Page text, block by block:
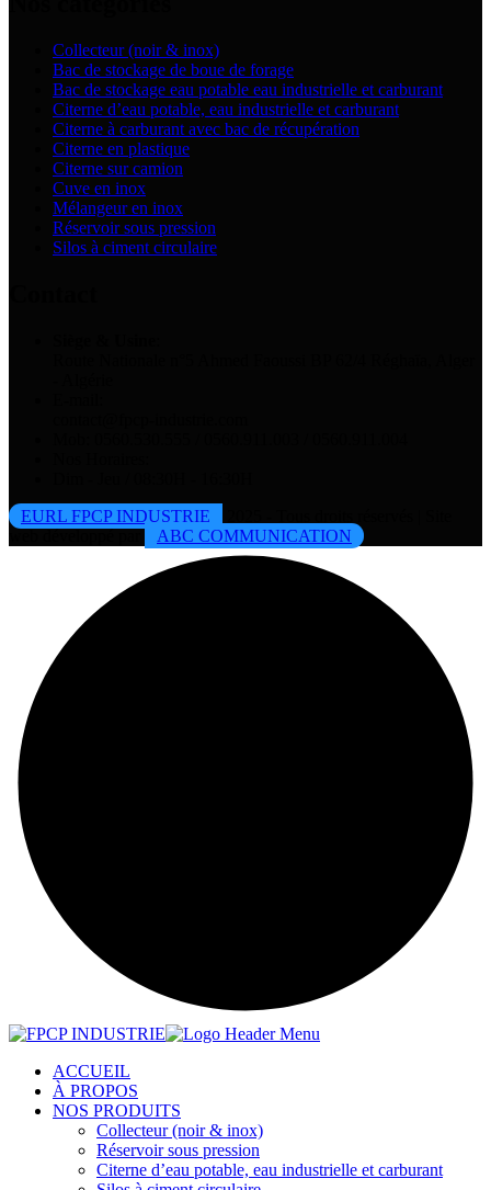
Collecteur (noir & inox)
Bac de stockage de boue de forage
Bac de stockage eau potable eau industrielle et carburant
Citerne d’eau potable, eau industrielle et carburant
Citerne à carburant avec bac de récupération
Citerne en plastique
Citerne sur camion
Cuve en inox
Mélangeur en inox
Réservoir sous pression
Silos à ciment circulaire
EURL FPCP INDUSTRIE
ABC COMMUNICATION
ACCUEIL
À PROPOS
NOS PRODUITS
Collecteur (noir & inox)
Réservoir sous pression
Citerne d’eau potable, eau industrielle et carburant